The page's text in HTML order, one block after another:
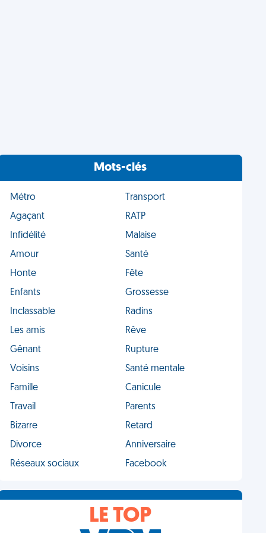
Mots-clés
Métro
Transport
Agaçant
RATP
Infidélité
Malaise
Amour
Santé
Honte
Fête
Enfants
Grossesse
Inclassable
Radins
Les amis
Rêve
Gênant
Rupture
Voisins
Santé mentale
Famille
Canicule
Travail
Parents
Bizarre
Retard
Divorce
Anniversaire
Réseaux sociaux
Facebook
LE TOP